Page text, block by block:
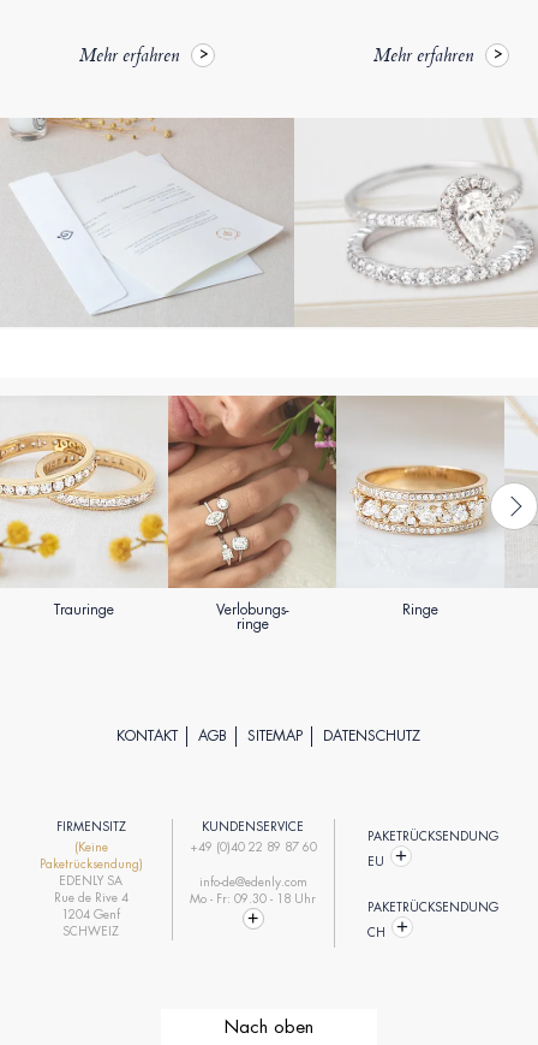
Mehr erfahren Mehr erfahren
Trauringe Verlobungs-
ringe
Ringe
KONTAKT AGB SITEMAP DATENSCHUTZ
FIRMENSITZ
(Keine
Paketrücksendung)
EDENLY SA
Rue de Rive 4
1204 Genf
SCHWEIZ
KUNDENSERVICE
+49 (0)40 22 89 87 60
info-de@edenly.com
Mo - Fr: 09.30 - 18 Uhr
PAKETRÜCKSENDUNG
EU
PAKETRÜCKSENDUNG
CH
Nach oben